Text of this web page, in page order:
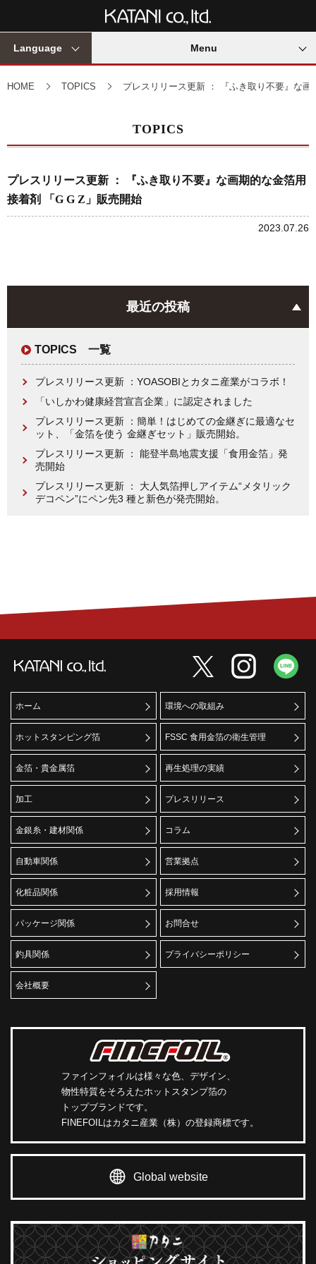
Language Menu
HOME TOPICS プレスリリース更新 ： 『ふき取り不要』な
TOPICS
最近の投稿
TOPICS 一覧
プレスリリース更新 ：YOASOBIとカタニ産業がコラボ！
「いしかわ健康経営宣言企業」に認定されました
プレスリリース更新 ：簡単！はじめての金継ぎに最適なセ
ット、「金箔を使う 金継ぎセット」販売開始。
プレスリリース更新 ： 能登半島地震支援「食用金箔」発
売開始
プレスリリース更新 ： 大人気箔押しアイテム“メタリック
デコペン”にペン先3 種と新色が発売開始。
プレスリリース更新 ： 『ふき取り不要』な画期的な金箔用
接着剤 「G G Z」販売開始
2023.07.26
ホーム
ホットスタンピング箔
金箔・貴金属箔
加工
金銀糸・建材関係
自動車関係
化粧品関係
パッケージ関係
釣具関係
会社概要
環境への取組み
FSSC 食用金箔の衛生管理
再生処理の実績
プレスリリース
コラム
営業拠点
採用情報
お問合せ
プライバシーポリシー
ファインフォイルは様々な色、デザイン、
物性特質をそろえたホットスタンプ箔の
トップブランドです。
FINEFOILはカタニ産業（株）の登録商標です。
Global website